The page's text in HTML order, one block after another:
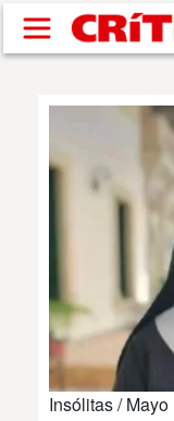
Pasar al contenido
SUCESOS
SHOW
DEPORTES
Insólitas /